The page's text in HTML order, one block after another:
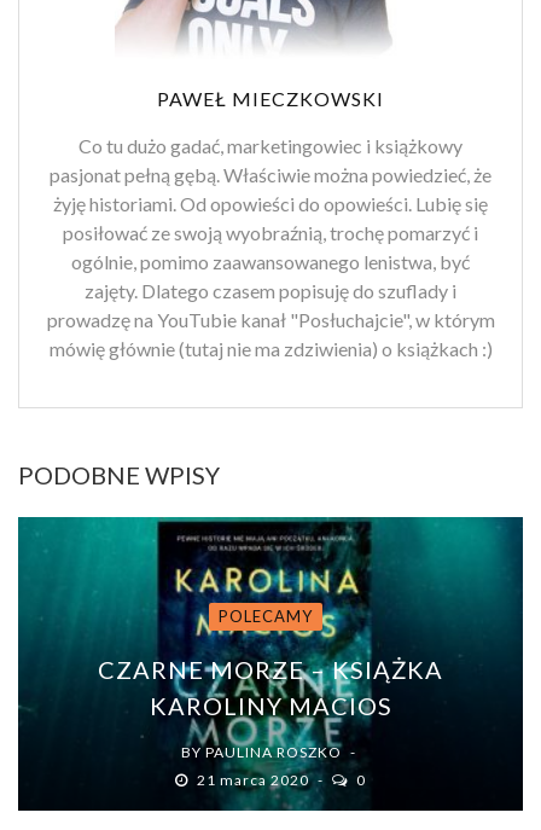
PAWEŁ MIECZKOWSKI
Co tu dużo gadać, marketingowiec i książkowy
pasjonat pełną gębą. Właściwie można powiedzieć, że
żyję historiami. Od opowieści do opowieści. Lubię się
posiłować ze swoją wyobraźnią, trochę pomarzyć i
ogólnie, pomimo zaawansowanego lenistwa, być
zajęty. Dlatego czasem popisuję do szuflady i
prowadzę na YouTubie kanał "Posłuchajcie", w którym
mówię głównie (tutaj nie ma zdziwienia) o książkach :)
PODOBNE WPISY
POLECAMY
CZARNE MORZE – KSIĄŻKA
KAROLINY MACIOS
BYPAULINA ROSZKO
21 marca 2020
0